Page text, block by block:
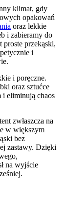
klimat, gdy
opakowań
oraz lekkie
i zabieramy do
przekąski,
i
i poręczne.
oraz sztućce
i eliminują chaos
zwłaszcza na
w większym
bez
zastawy. Dzięki
na wyjście